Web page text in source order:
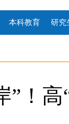
本科教育 研究
”！